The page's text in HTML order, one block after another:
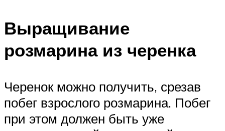
Выращивание
розмарина из черенка
Черенок можно получить, срезав
побег взрослого розмарина. Побег
при этом должен быть уже